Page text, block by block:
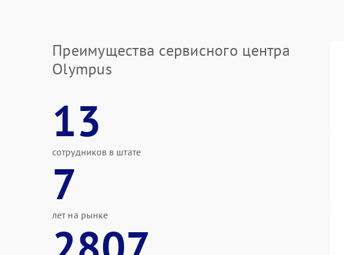
Преимущества сервисного центра
Olympus
13
сотрудников в штате
7
лет на рынке